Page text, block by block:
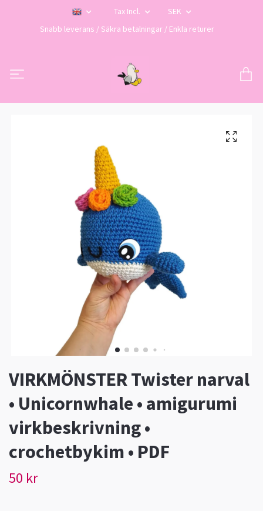
Tax Incl.
SEK
Snabb leverans / Säkra betalningar / Enkla returer
VIRKMÖNSTER Twister narval
• Unicornwhale • amigurumi
virkbeskrivning •
crochetbykim • PDF
50 kr